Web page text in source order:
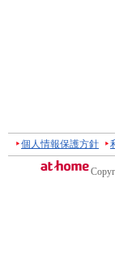
個人情報保護方針